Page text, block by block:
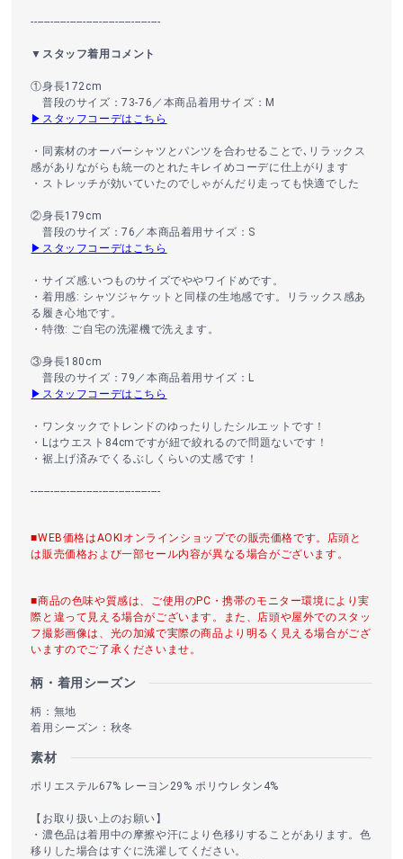
----------------------------------------
▼スタッフ着用コメント
①身長172cm
普段のサイズ：73-76／本商品着用サイズ：M
▶スタッフコーデはこちら
・同素材のオーバーシャツとパンツを合わせることで､リラックス
感がありながらも統一のとれたキレイめコーデに仕上がります
・ストレッチが効いていたのでしゃがんだり走っても快適でした
②身長179cm
普段のサイズ：76／本商品着用サイズ：S
▶スタッフコーデはこちら
・サイズ感:いつものサイズでややワイドめです。
・着用感: シャツジャケットと同様の生地感です。リラックス感あ
る履き心地です。
・特徴: ご自宅の洗濯機で洗えます。
③身長180cm
普段のサイズ：79／本商品着用サイズ：L
▶スタッフコーデはこちら
・ワンタックでトレンドのゆったりしたシルエットです！
・Lはウエスト84cmですが紐で絞れるので問題ないです！
・裾上げ済みでくるぶしくらいの丈感です！
----------------------------------------
■WEB価格はAOKIオンラインショップでの販売価格です。店頭と
は販売価格および一部セール内容が異なる場合がございます。
■商品の色味や質感は、ご使用のPC・携帯のモニター環境により実
際と違って見える場合がございます。また、店頭や屋外でのスタッ
フ撮影画像は、光の加減で実際の商品より明るく見える場合がござ
いますのでご了承くださいませ。
柄・着用シーズン
柄：無地
着用シーズン：秋冬
素材
ポリエステル67% レーヨン29% ポリウレタン4%
【お取り扱い上のお願い】
・濃色品は着用中の摩擦や汗により色移りすることがあります。色
移りした場合はすぐに洗濯してください。